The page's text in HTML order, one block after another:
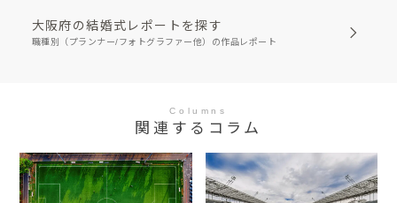
大阪府の結婚式レポートを探す
職種別（プランナー/フォトグラファー他）の作品レポート
Columns
関連するコラム